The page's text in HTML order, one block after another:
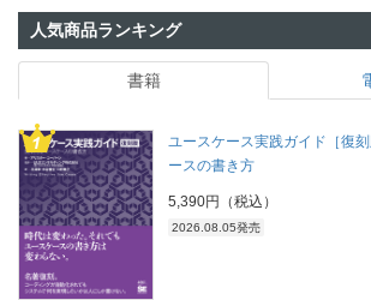
人気商品ランキング
書籍
ユースケース実践ガイド［復
ースの書き方
5,390円（税込）
2026.08.05発売